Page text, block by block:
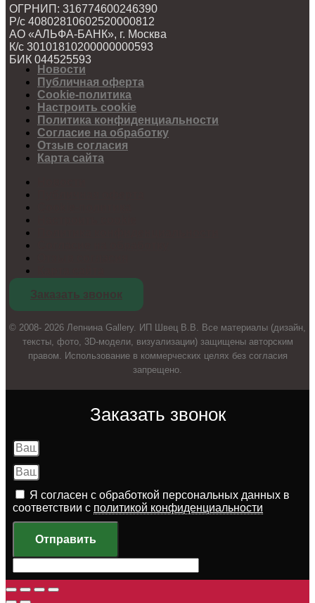
ОГРНИП: 316774600246390
Р/с 40802810602520000812
АО «АЛЬФА-БАНК», г. Москва
К/с 30101810200000000593
БИК 044525593
Новости
Публичная оферта
Cookie-политика
Настроить cookie
Политика конфиденциальности
Согласие на обработку
Отзыв согласия
Карта сайта
Заказать звонок
© 2008- 2026 Лепнина Gallery. ИП Швец В.В. Все материалы (дизайн,
тексты, фото, 3D-модели, визуализации) защищены авторским
правом. Использование в коммерческих целях без согласия
запрещено.
Заказать звонок
Я согласен с обработкой персональных данных в
соответствии с политикой конфиденциальности
Отправить